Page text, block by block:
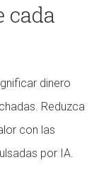
cada
dinero
Reduzca
con las
por IA.